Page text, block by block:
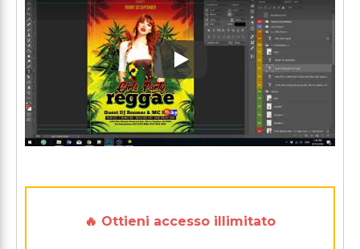
Play: Keynote (Google I/O
🔥 Ottieni accesso illimitato